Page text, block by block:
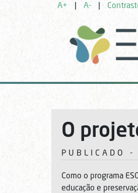
A+ A-
O
PUBLICADO
Como o programa
educação e